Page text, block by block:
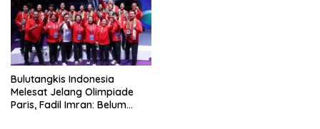
Bulutangkis Indonesia
Melesat Jelang Olimpiade
Paris, Fadil Imran: Belum